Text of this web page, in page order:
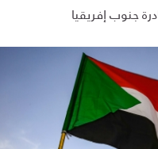
جنوب إفريقيا